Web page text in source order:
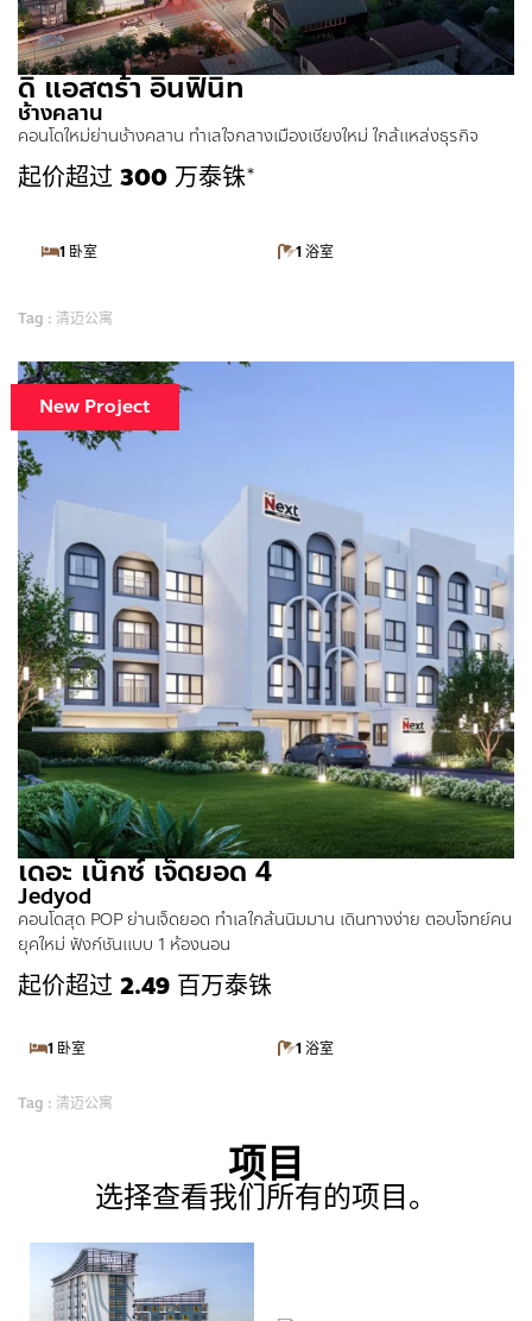
ดิ แอสตร้า อินฟินิท
ช้างคลาน
คอนโดใหม่ย่านช้างคลาน ทำเลใจกลางเมืองเชียงใหม่ ใกล้แหล่งธุรกิจ
起价超过300万泰铢*
1 卧室 1 浴室
Tag : 清迈公寓
New Project
เดอะ เน็กซ์ เจ็ดยอด 4
Jedyod
คอนโดสุด POP ย่านเจ็ดยอด ทำเลใกล้นนิมมาน เดินทางง่าย ตอบโจทย์คน
ยุคใหม่ ฟังก์ชันแบบ 1 ห้องนอน
起价超过2.49 百万泰铢
1 卧室 1 浴室
Tag : 清迈公寓
项目
选择查看我们所有的项目。